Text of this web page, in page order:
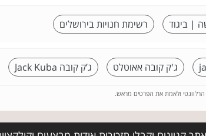
| ביגוד רשימת חנויות בירושלים
ג'ק קובה אאוטלט ג’ק קובה Jack Kuba
הרלוונטי ולאמת את הפרטים מראש.